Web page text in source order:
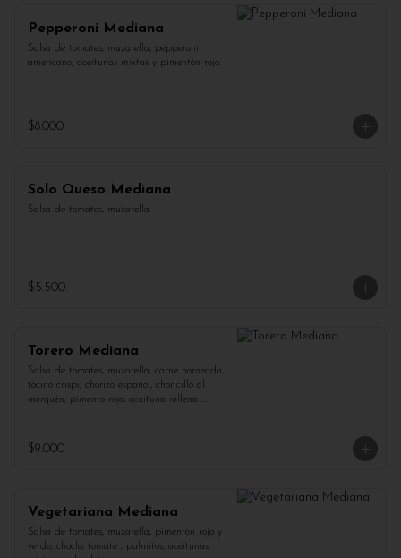
Pepperoni Mediana
Salsa de tomates, muzarella, pepperoni
americano, aceitunas mixtas y pimentón rojo.
$8.000
Solo Queso Mediana
Salsa de tomates, muzarella.
$5.500
Torero Mediana
Salsa de tomates, muzarella, carne horneada,
tocino crispi, chorizo español, choricillo al
merquén, pimento rojo, aceituna rellena
$9.000
Vegetariana Mediana
Salsa de tomates, muzarella, pimentón rojo y
verde, choclo, tomate , palmitos, aceitunas